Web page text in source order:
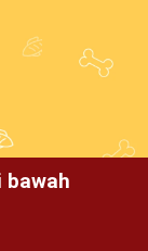
bawah